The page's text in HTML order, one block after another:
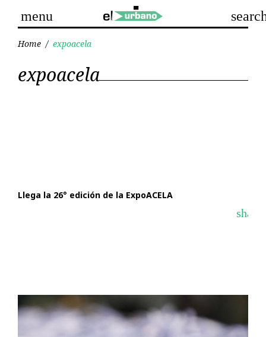
content
menu
Home / expoacela
expoacela
expoacela
Llega la 26° edición de la ExpoACELA
share